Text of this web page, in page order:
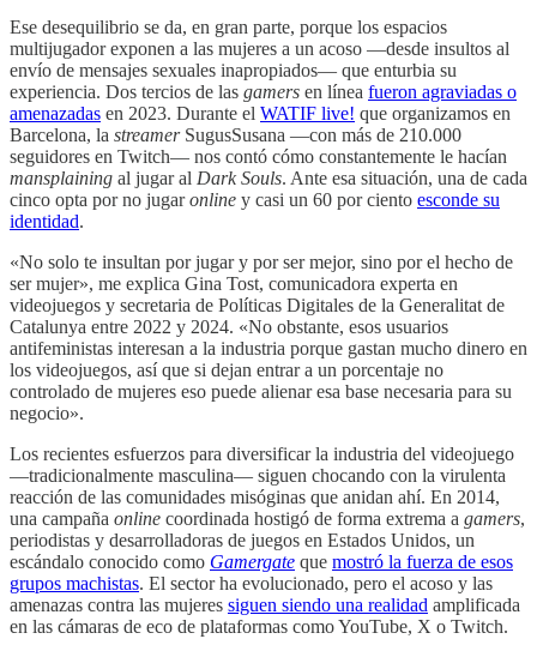
Ese desequilibrio se da, en gran parte, porque los espacios
multijugador exponen a las mujeres a un acoso —desde insultos al
envío de mensajes sexuales inapropiados— que enturbia su
experiencia. Dos tercios de las gamers en línea fueron agraviadas o
amenazadas en 2023. Durante el WATIF live! que organizamos en
Barcelona, la streamerSugusSusana —con más de 210.000
seguidores en Twitch— nos contó cómo constantemente le hacían
mansplaining al jugar al Dark Souls. Ante esa situación, una de cada
cinco opta por no jugaronline y casi un 60 por ciento esconde su
identidad.
«No solo te insultan por jugar y por ser mejor, sino por el hecho de
ser mujer», me explica Gina Tost, comunicadora experta en
videojuegos y secretaria de Políticas Digitales de la Generalitat de
Catalunya entre 2022 y 2024. «No obstante, esos usuarios
antifeministas interesan a la industria porque gastan mucho dinero en
los videojuegos, así que si dejan entrar a un porcentaje no
controlado de mujeres eso puede alienar esa base necesaria para su
negocio».
Los recientes esfuerzos para diversificar la industria del videojuego
—tradicionalmente masculina— siguen chocando con la virulenta
reacción de las comunidades misóginas que anidan ahí. En 2014,
una campaña online coordinada hostigó de forma extrema a gamers,
periodistas y desarrolladoras de juegos en Estados Unidos, un
escándalo conocido como Gamergate que mostró la fuerza de esos
grupos machistas. El sector ha evolucionado, pero el acoso y las
amenazas contra las mujeres siguen siendo una realidad amplificada
en las cámaras de eco de plataformas como YouTube, X o Twitch.